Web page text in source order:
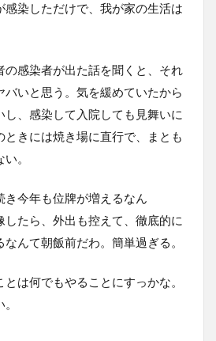
感染しただけで、我が家の生活は
の感染者が出た話を聞くと、それ
バいと思う。気を緩めていたから
、感染して入院しても見舞いに
ときには焼き場に直行で、まとも
。
き今年も位牌が増えるなん
たら、外出も控えて、徹底的に
んて朝飯前だわ。簡単過ぎる。
は何でもやることにすっかな。